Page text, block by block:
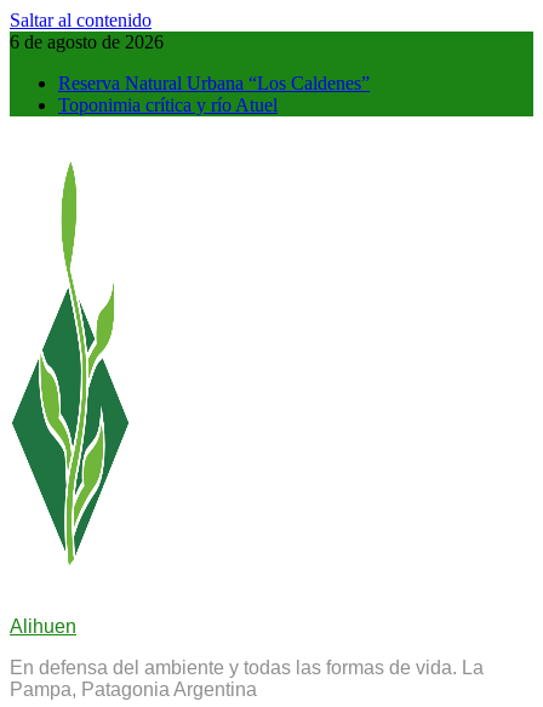
Saltar al contenido
6 de agosto de 2026
Reserva Natural Urbana “Los Caldenes”
Toponimia crítica y río Atuel
Alihuen
En defensa del ambiente y todas las formas de vida. La
Pampa, Patagonia Argentina